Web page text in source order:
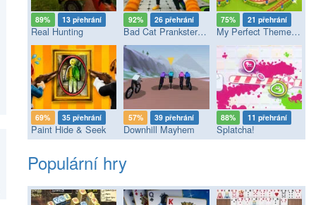
89% 13 přehrání
Real Hunting
92% 26 přehrání
Bad Cat Prankster - Mom’s Return
75% 21 přehrání
My Perfect Theme Park
69% 35 přehrání
Paint Hide & Seek
57% 39 přehrání
Downhill Mayhem
88% 11 přehrání
Splatcha!
Populární hry